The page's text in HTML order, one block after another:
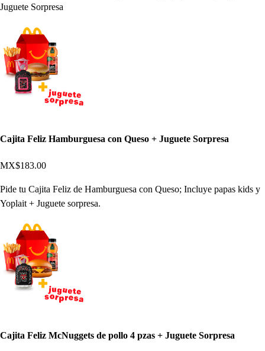
Juguete Sorpresa
Cajita Feliz Hamburguesa con Queso + Juguete Sorpresa
MX$183.00
Pide tu Cajita Feliz de Hamburguesa con Queso; Incluye papas kids y
Yoplait + Juguete sorpresa.
Cajita Feliz McNuggets de pollo 4 pzas + Juguete Sorpresa